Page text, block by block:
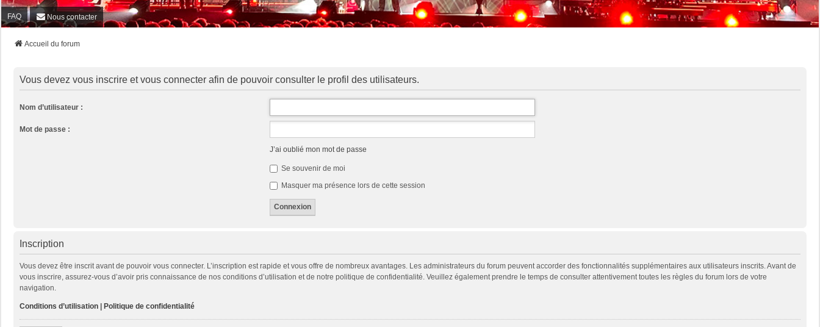
FAQ Nous contacter
Accueil du forum
Vous devez vous inscrire et vous connecter afin de pouvoir consulter le profil des utilisateurs.
Nom d’utilisateur :
Mot de passe :
J’ai oublié mon mot de passe
Se souvenir de moi
Masquer ma présence lors de cette session
Inscription
Vous devez être inscrit avant de pouvoir vous connecter. L’inscription est rapide et vous offre de nombreux avantages. Les administrateurs du forum peuvent accorder des fonctionnalités supplémentaires aux utilisateurs inscrits. Avant de
vous inscrire, assurez-vous d’avoir pris connaissance de nos conditions d’utilisation et de notre politique de confidentialité. Veuillez également prendre le temps de consulter attentivement toutes les règles du forum lors de votre
navigation.
Conditions d’utilisation | Politique de confidentialité